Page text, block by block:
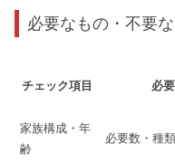
必要なもの・不要
チェック項目 必
家族構成・年
齢
必要数・種